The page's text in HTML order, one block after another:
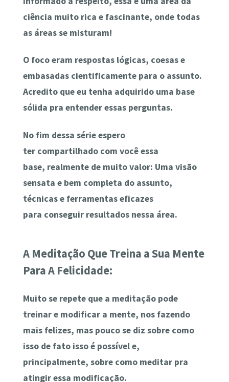
ciência muito rica e fascinante, onde todas
as áreas se misturam!
O foco eram respostas lógicas, coesas e
embasadas cientificamente para o assunto.
Acredito que eu tenha adquirido uma base
sólida pra entender essas perguntas.
No fim dessa série espero
ter compartilhado com você essa
base, realmente de muito valor: Uma visão
sensata e bem completa do assunto,
técnicas e ferramentas eficazes
para conseguir resultados nessa área.
A Meditação Que Treina a Sua Mente
Para A Felicidade:
Muito se repete que a meditação pode
treinar e modificar a mente, nos fazendo
mais felizes, mas pouco se diz sobre como
isso de fato isso é possível e,
principalmente, sobre como meditar pra
atingir essa modificação.